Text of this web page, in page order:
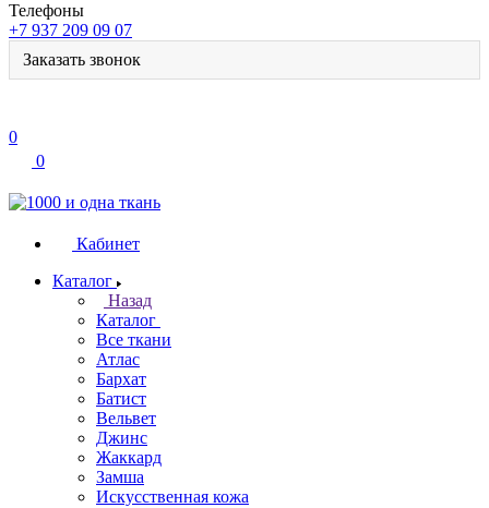
Телефоны
+7 937 209 09 07
Заказать звонок
0
0
Кабинет
Каталог
Назад
Каталог
Все ткани
Атлас
Бархат
Батист
Вельвет
Джинс
Жаккард
Замша
Искусственная кожа